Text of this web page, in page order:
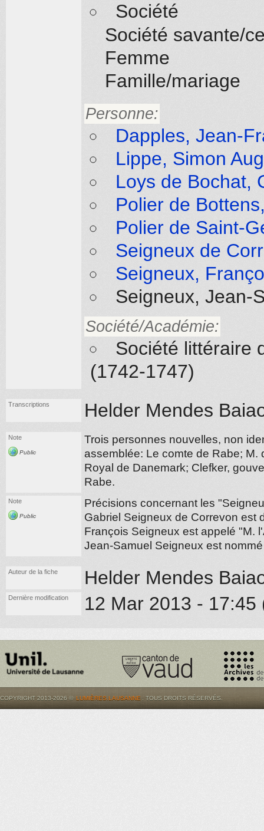
Société
Société savante/
Femme
Famille/mariage
Personne:
Dapples, Jean-
Lippe, Simon
Loys de Bochat,
Polier de
Polier de Saint-
Seigneux de
Seigneux,
Seigneux, Jean-
Société/Académie:
Société littéraire
(1742-1747)
Transcriptions Helder Mendes
Note
Public
Trois personnes nouvelles, non
assemblée: Le comte de Rabe; M.
Royal de Danemark; Clefker,
Rabe.
Note
Public
Précisions concernant les
Gabriel Seigneux de Correvon est
François Seigneux est appelé "M.
Jean-Samuel Seigneux est
Auteur de la fiche Helder Mendes
Dernière modification 12 Mar 2013 - 17:45
COPYRIGHT 2013-2026 © LUMIÈRES.LAUSANNE . TOUS DROITS RÉSERVÉS.